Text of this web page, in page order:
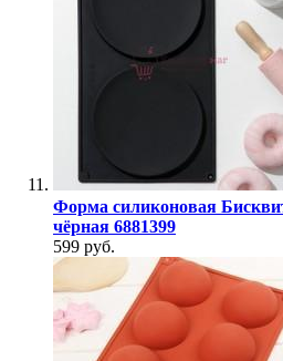
Форма силиконовая
чёрная 6881399
599 руб.